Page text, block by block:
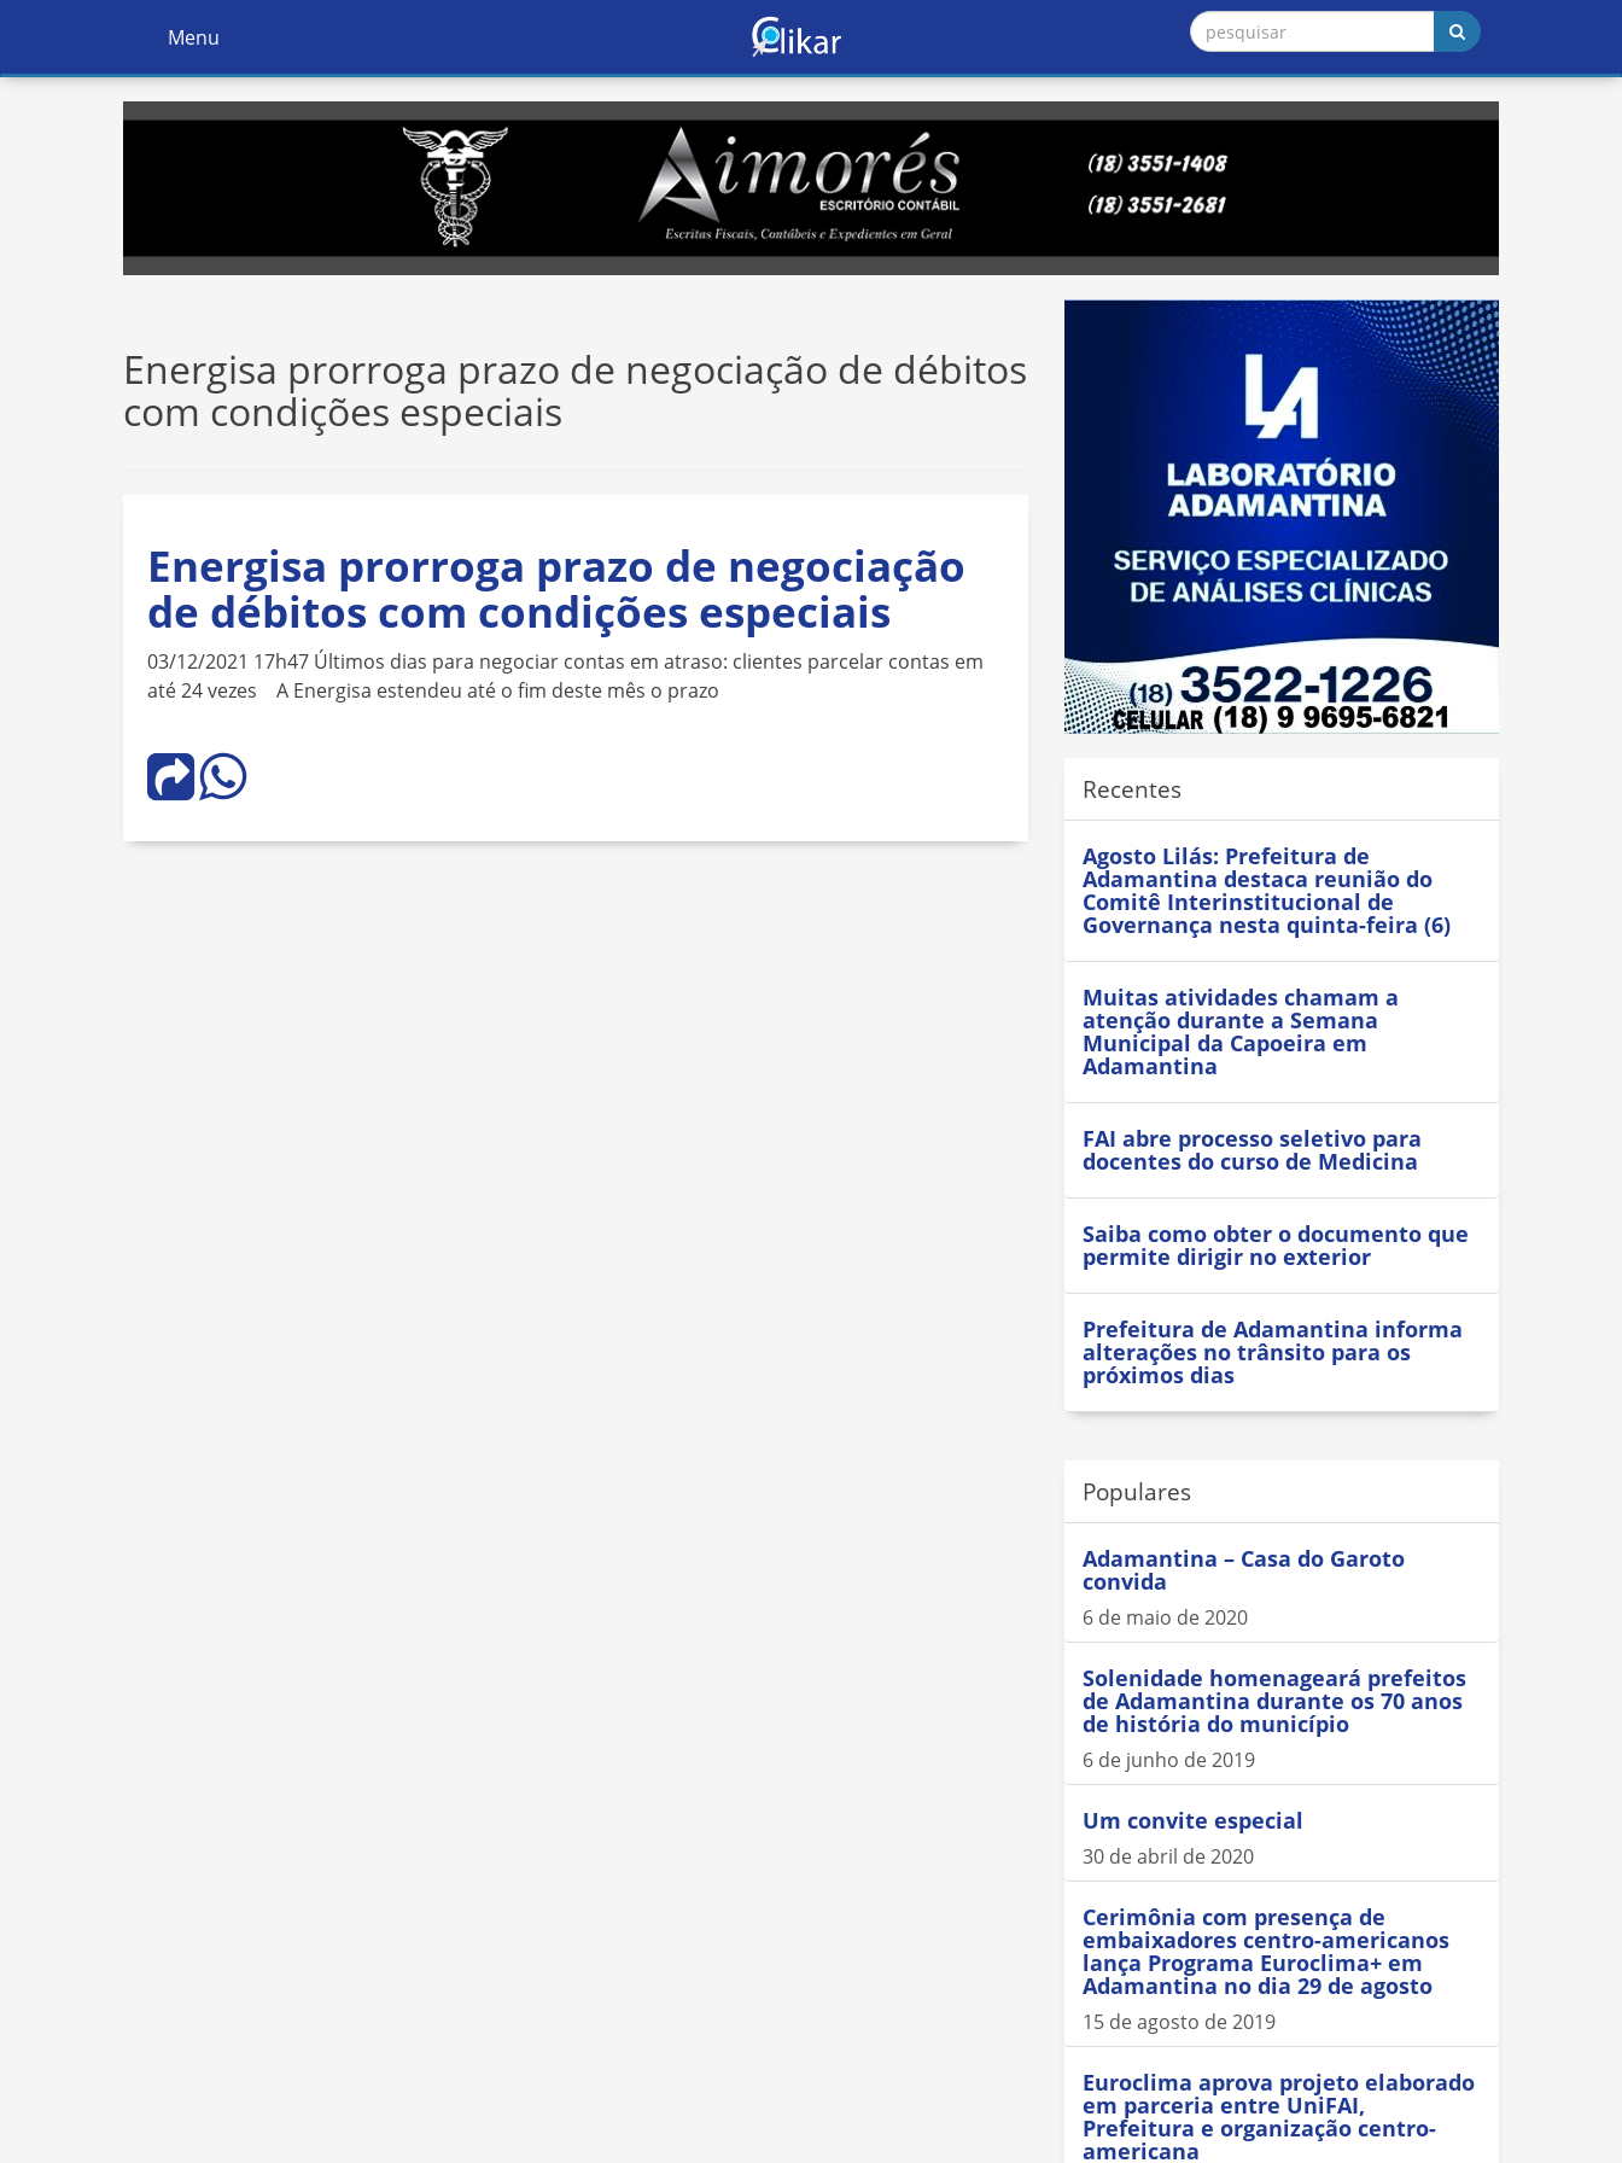
Ativar
Navegação
Menu
Energisa prorroga prazo de negociação de débitos
com condições especiais
Energisa prorroga prazo de negociação
de débitos com condições especiais
03/12/2021 17h47 Últimos dias para negociar contas em atraso: clientes parcelar contas em
até 24 vezes A Energisa estendeu até o fim deste mês o prazo
Recentes
Agosto Lilás: Prefeitura de
Adamantina destaca reunião do
Comitê Interinstitucional de
Governança nesta quinta-feira (6)
Muitas atividades chamam a
atenção durante a Semana
Municipal da Capoeira em
Adamantina
FAI abre processo seletivo para
docentes do curso de Medicina
Saiba como obter o documento que
permite dirigir no exterior
Prefeitura de Adamantina informa
alterações no trânsito para os
próximos dias
Populares
Adamantina – Casa do Garoto
convida
6 de maio de 2020
Solenidade homenageará prefeitos
de Adamantina durante os 70 anos
de história do município
6 de junho de 2019
Um convite especial
30 de abril de 2020
Cerimônia com presença de
embaixadores centro-americanos
lança Programa Euroclima+ em
Adamantina no dia 29 de agosto
15 de agosto de 2019
Euroclima aprova projeto elaborado
em parceria entre UniFAI,
Prefeitura e organização centro-
americana